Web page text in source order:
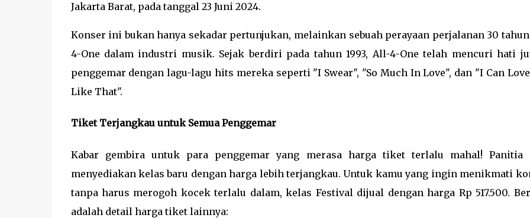
Jakarta Barat, pada tanggal 23 Juni 2024.
Konser ini bukan hanya sekadar pertunjukan, melainkan sebuah perayaan perjalanan 30
4-One dalam industri musik. Sejak berdiri pada tahun 1993, All-4-One telah mencuri hati
penggemar dengan lagu-lagu hits mereka seperti "I Swear", "So Much In Love", dan "I Can Love
Like That".
Tiket Terjangkau untuk Semua Penggemar
Kabar gembira untuk para penggemar yang merasa harga tiket terlalu mahal! Panitia
menyediakan kelas baru dengan harga lebih terjangkau. Untuk kamu yang ingin menikmati
tanpa harus merogoh kocek terlalu dalam, kelas Festival dijual dengan harga Rp 517.500.
adalah detail harga tiket lainnya: